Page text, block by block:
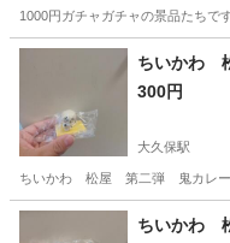
1000円ガチャガチャの景品たちで
東京 新宿区 落合南長崎
ちいかわ
300円
大久保駅
ちいかわ 松屋 第二弾 鬼カレーの
東京 新宿区 大久保駅
ちいかわ